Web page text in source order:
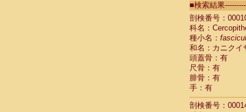
Cebidae
Cebidae
Cebidae
Cebidae
■検索結果
剖検番号：
科名：
種小名：
和名：カニクイ
頭蓋骨：有
尺骨：有
腓骨：有
手：有
剖検番号：